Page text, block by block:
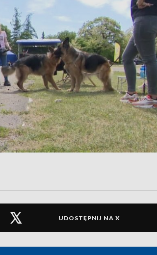
UDOSTĘPNIJ NA X